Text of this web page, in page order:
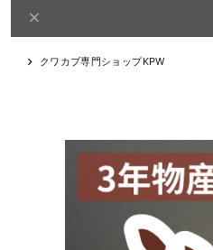
クワカブ専門ショップKPW